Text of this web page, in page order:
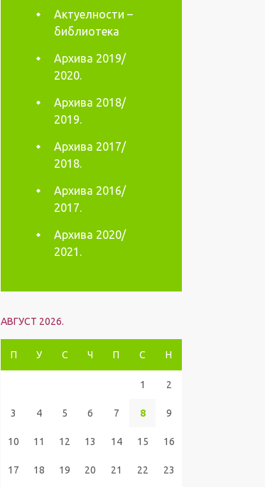
Актуелности –
библиотека
Архива 2019/
2020.
Архива 2018/
2019.
Архива 2017/
2018.
Архива 2016/
2017.
Архива 2020/
2021.
АВГУСТ 2026.
П У С Ч П С Н
1 2
3 4 5 6 7 8 9
10 11 12 13 14 15 16
17 18 19 20 21 22 23